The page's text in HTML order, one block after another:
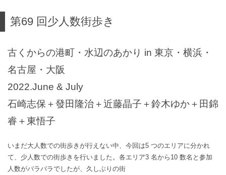
第69 回少人数街歩き
古くからの港町・水辺のあかり in 東京・横浜・
名古屋・大阪
2022.June & July
石崎志保＋發田隆治＋近藤晶子＋鈴木ゆか＋田錦
睿＋東悟子
いまだ大人数での街歩きが行えない中、今回は5 つのエリアに分かれ
て、少人数での街歩きを行いました。各エリア3 名から10 数名と参加
人数がバラバラでしたが、久しぶりの街